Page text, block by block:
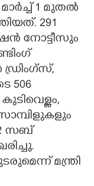
1 മുതൽ
291
നോട്ടീസും
506
2 സബ്
മന്ത്രി